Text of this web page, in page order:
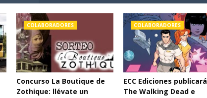
COLABORADORES
Concurso La Boutique de
Zothique: llévate un
COLABORADORES
ECC Ediciones publicará
The Walking Dead e